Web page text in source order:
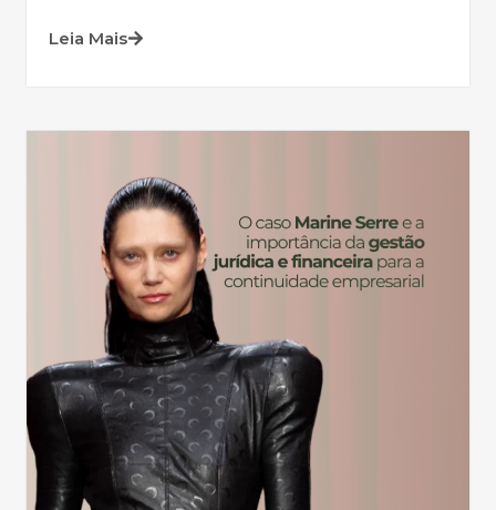
Leia Mais